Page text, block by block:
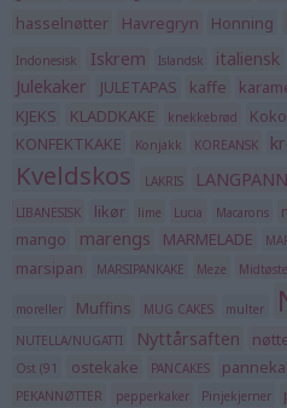
hasselnøtter
Havregryn Honning
Indonesisk Iskrem Islandsk italiensk
Julekaker JULETAPAS kaffe
KJEKS KLADDKAKE knekkebrød
KONFEKTKAKE
Konjakk KOREANSK
Kveldskos LAKRIS
LIBANESISK
likør lime Lucia Macarons
mango marengs MARMELADE
marsipan MARSIPANKAKE Meze
moreller Muffins MUG CAKES multer
NUTELLA/NUGATTI
Nyttårsaften
Ost (91 ostekake PANCAKES
PEKANNØTTER
pepperkaker Pinjekjerner